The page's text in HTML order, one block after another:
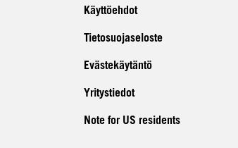
Käyttöehdot
Tietosuojaseloste
Evästekäytäntö
Yritystiedot
Note for US residents